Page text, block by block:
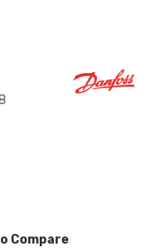
Compare